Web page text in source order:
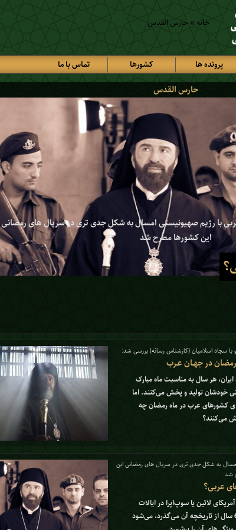
خانه»حارس القدس
پرونده ها کشورها تماس با ما
حارس القدس
با رژیم صهیونیستی امسال به شکل جدی تری در سریال های رمضانی
این کشورها مطرح شد
با سجاد اسلامیان (کارشناس رسانه) بررسی شد:
در جهـان عـرب
هر سال به مناسبت ماه مبارک
خودشان تولید و پخش می‌کنند. اما
کشورهای عرب در ماه رمضان چه
می‌کنند؟
به شکل جدی تری در سریال های رمضانی این
شد
عربی؟
لاتین یا سوپ‌اپرا در ایالات
متحده تشبیه می‌شود اما حالا که حداقل 60 سال از تاریخچه آن می‌گذرد، می‌شود